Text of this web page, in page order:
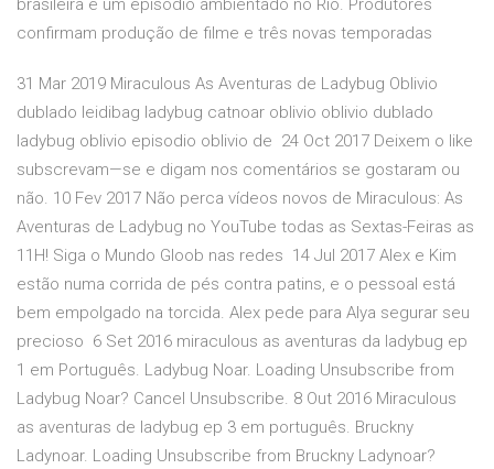
brasileira e um episódio ambientado no Rio. Produtores
confirmam produção de filme e três novas temporadas
31 Mar 2019 Miraculous As Aventuras de Ladybug Oblivio
dublado leidibag ladybug catnoar oblivio oblivio dublado
ladybug oblivio episodio oblivio de 24 Oct 2017 Deixem o like
subscrevam—se e digam nos comentários se gostaram ou
não. 10 Fev 2017 Não perca vídeos novos de Miraculous: As
Aventuras de Ladybug no YouTube todas as Sextas-Feiras as
11H! Siga o Mundo Gloob nas redes 14 Jul 2017 Alex e Kim
estão numa corrida de pés contra patins, e o pessoal está
bem empolgado na torcida. Alex pede para Alya segurar seu
precioso 6 Set 2016 miraculous as aventuras da ladybug ep
1 em Português. Ladybug Noar. Loading Unsubscribe from
Ladybug Noar? Cancel Unsubscribe. 8 Out 2016 Miraculous
as aventuras de ladybug ep 3 em português. Bruckny
Ladynoar. Loading Unsubscribe from Bruckny Ladynoar?